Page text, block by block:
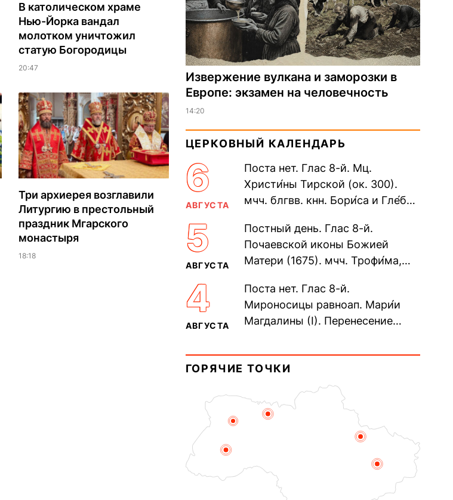
В католическом храме
Нью-Йорка вандал
молотком уничтожил
статую Богородицы
20:47
Три архиерея возглавили
Литургию в престольный
праздник Мгарского
монастыря
18:18
Извержение вулкана и заморозки в
Европе: экзамен на человечность
14:20
ЦЕРКОВНЫЙ КАЛЕНДАРЬ
6
АВГУСТА
Поста нет. Глас 8-й. Мц.
Христи́ны Тирской (ок. 300).
мчч. блгвв. кнн. Бори́са и Гле́ба,
Дави́да (1015). Прп....
5
АВГУСТА
Постный день. Глас 8-й.
Почаевской иконы Божией
Матери (1675). мчч. Трофи́ма,
мучеников (284–305). прав.
воина Фео́дора...
4
АВГУСТА
Поста нет. Глас 8-й.
Мироносицы равноап. Мари́и
Магдалины (I). Перенесение
Синопского (403–404). Прп.
Корни́лия...
ГОРЯЧИЕ ТОЧКИ